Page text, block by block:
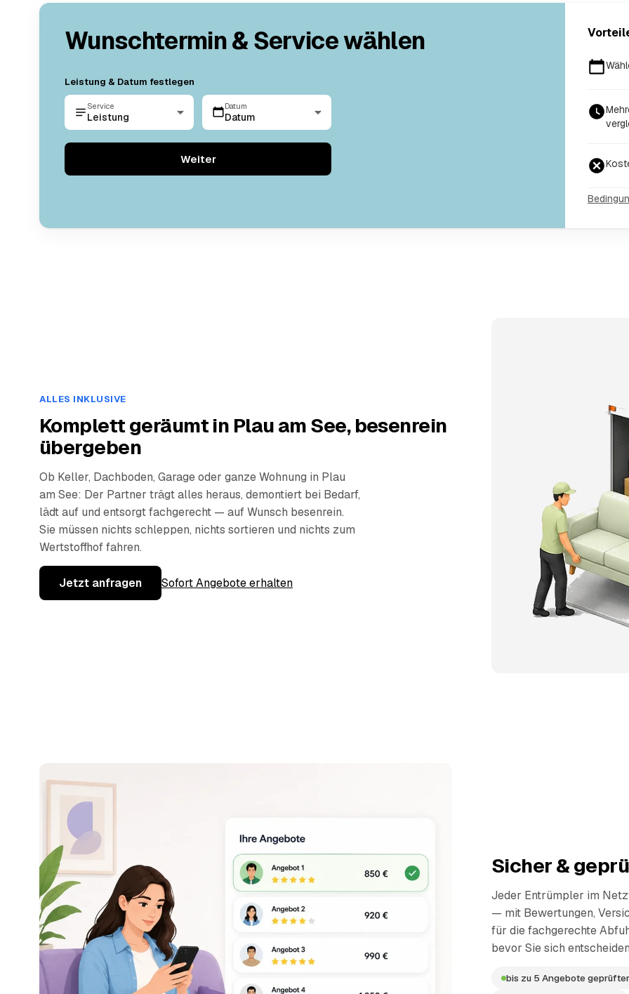
Wunschtermin & Service wählen
Leistung & Datum festlegen
Service
Leistung
Datum
Datum
Weiter
ALLES INKLUSIVE
Komplett geräumt in Plau am See, besenrein
übergeben
Ob Keller, Dachboden, Garage oder ganze Wohnung in Plau
am See: Der Partner trägt alles heraus, demontiert bei Bedarf,
lädt auf und entsorgt fachgerecht — auf Wunsch besenrein.
Sie müssen nichts schleppen, nichts sortieren und nichts zum
Wertstoffhof fahren.
Jetzt anfragen Sofort Angebote erhalten
Sicher &
Jeder Entrümpler im
— mit Bewertungen,
für die fachgerechte
bevor Sie sich
bis zu 5 Angebote